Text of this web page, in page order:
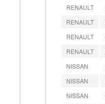
RENAULT
RENAULT
RENAULT
RENAULT
NISSAN
NISSAN
NISSAN